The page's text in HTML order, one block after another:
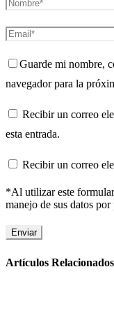
Guarde mi nombre,
navegador para la
Recibir un correo
esta entrada.
Recibir un correo
*Al utilizar este
manejo de sus datos
Artículos Relacionados